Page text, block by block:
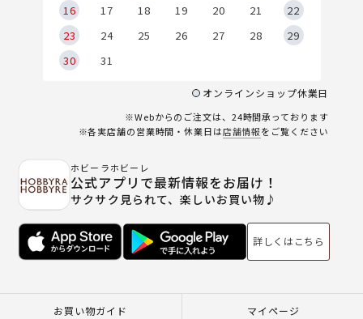
16
17 18 19 20 21
22
23
24 25 26 27 28
29
30
31
オンラインショップ休業日
※Webからのご注文は、24時間承っております
※各実店舗の営業時間・休業日は店舗情報をご覧ください
ホビーラホビーレ
公式アプリで最新情報をお届け！
サクサク見られて、楽しいお買い物♪
詳しくはこちら
お買い物ガイド マイページ